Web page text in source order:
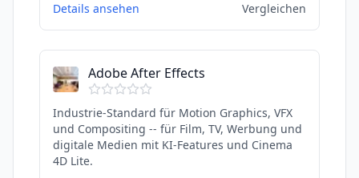
Details ansehen
Vergleichen
Adobe After Effects
Industrie-Standard für Motion Graphics, VFX
und Compositing -- für Film, TV, Werbung und
digitale Medien mit KI-Features und Cinema
4D Lite.